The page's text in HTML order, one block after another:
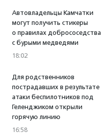
Автовладельцы Камчатки
могут получить стикеры
о правилах добрососедства
с бурыми медведями
18:02
Для родственников
пострадавших в результате
атаки беспилотников под
Геленджиком открыли
горячую линию
16:58